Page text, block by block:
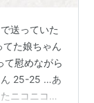
送っていた
た娘ちゃん
て慰めながら
ん 25-25 …あ
ニコニコち